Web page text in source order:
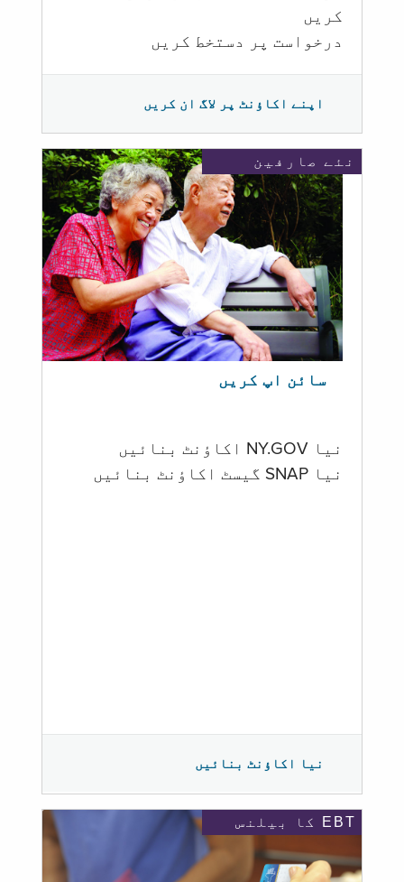
کریں
درخواست پر دستخط کریں
اپنے اکاؤنٹ پر لاگ ان کریں
نئے صارفین
سائن اپ کریں
نیا NY.GOV اکاؤنٹ بنائیں
نیا SNAP گیسٹ اکاؤنٹ بنائیں
نیا اکاؤنٹ بنائیں
EBT کا بیلنس